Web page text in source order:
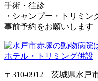
手術・往診
・シャンプー・トリミン
事前予約をお願いします
〒310-0912 茨城県水戸